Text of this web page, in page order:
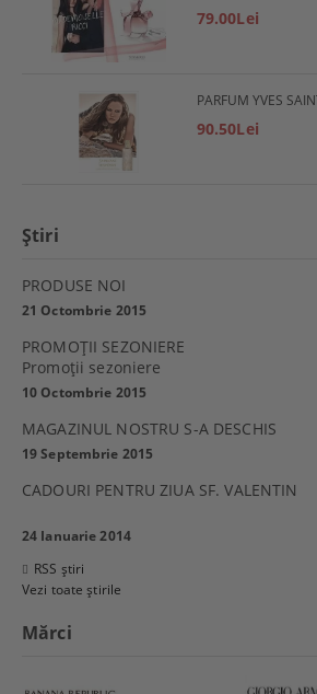
79.00Lei
90.50Lei
Ştiri
PRODUSE NOI
21 Octombrie 2015
PROMOŢII SEZONIERE
Promoţii sezoniere
10 Octombrie 2015
MAGAZINUL NOSTRU S-A DESCHIS
19 Septembrie 2015
CADOURI PENTRU ZIUA SF. VALENTIN
24 Ianuarie 2014
RSS știri
Vezi toate știrile
Mărci